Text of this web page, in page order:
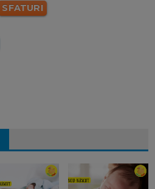
SFATURI